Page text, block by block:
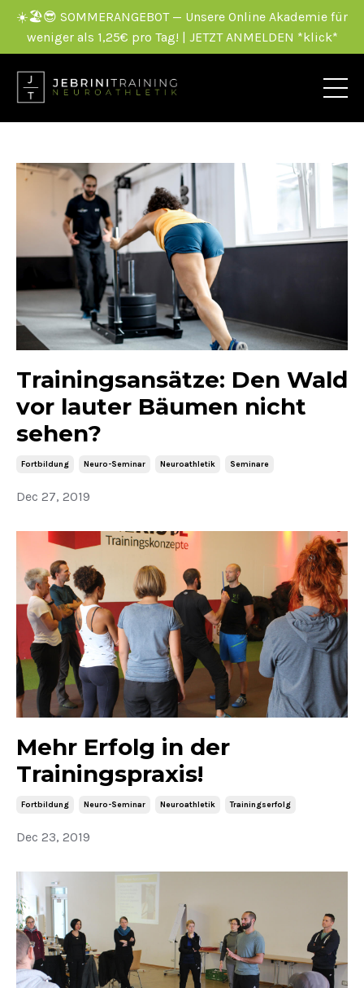
☀️🏖️😎 SOMMERANGEBOT — Unsere Online Akademie für
weniger als 1,25€ pro Tag! | JETZT ANMELDEN *klick*
Trainingsansätze: Den Wald
vor lauter Bäumen nicht
sehen?
Fortbildung Neuro-Seminar Neuroathletik Seminare
Dec 27, 2019
Mehr Erfolg in der
Trainingspraxis!
Fortbildung Neuro-Seminar Neuroathletik Trainingserfolg
Dec 23, 2019